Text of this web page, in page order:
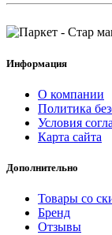
Информация
О компании
Политика
Условия
Карта сайта
Дополнительно
Товары со
Бренд
Отзывы